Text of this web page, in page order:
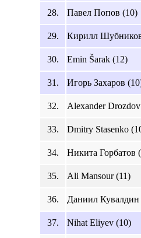
28. Павел Попов (10)
29. Кирилл
30. Emin Šarak (12)
31. Игорь Захаров
32. Alexander
33. Dmitry Stasenko
34. Никита Горбатов
35. Ali Mansour (11)
36. Даниил Кувалдин
37. Nihat Eliyev (10)